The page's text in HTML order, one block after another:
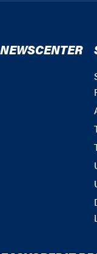
NEWSCENTER